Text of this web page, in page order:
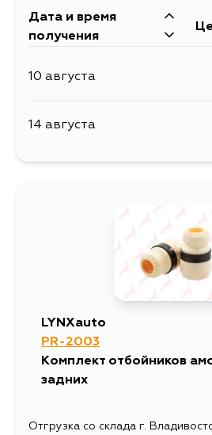
Дата и время
получения
10 августа
14 августа
LYNXauto
PR-2003
Комплект отбойников
задних
Отгрузка со склада г.